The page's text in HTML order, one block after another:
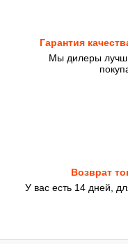
Гарантия
Мы дилеры
Возврат
У вас есть 14 дней,